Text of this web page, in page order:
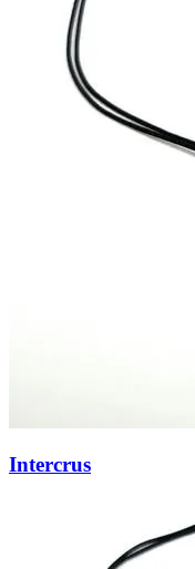
Intercrus